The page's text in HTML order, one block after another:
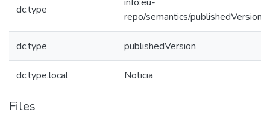
dc.type
repo/semantics/publishedVersion
dc.type publishedVersion
dc.type.local Noticia
Files